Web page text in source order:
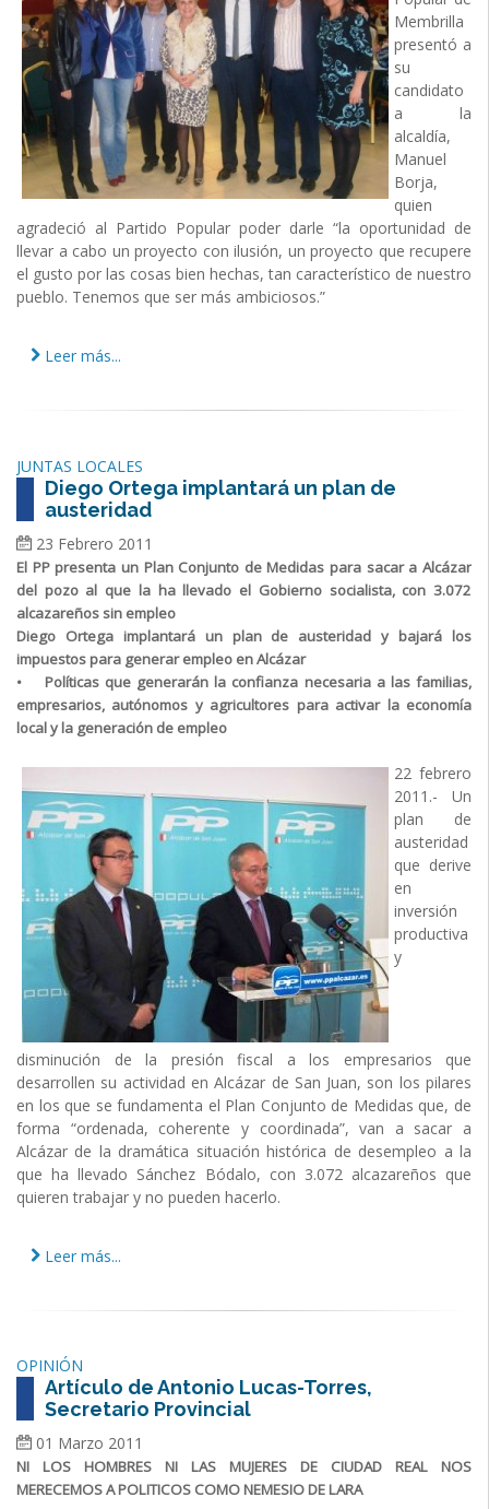
Membrilla
presentó a
su
candidato
a la
alcaldía,
Manuel
Borja,
quien
agradeció al Partido Popular poder darle “la oportunidad de
llevar a cabo un proyecto con ilusión, un proyecto que recupere
el gusto por las cosas bien hechas, tan característico de nuestro
pueblo. Tenemos que ser más ambiciosos.”
Leer más...
JUNTAS LOCALES
Diego Ortega implantará un plan de
austeridad
23 Febrero 2011
El PP presenta un Plan Conjunto de Medidas para sacar a Alcázar
del pozo al que la ha llevado el Gobierno socialista, con 3.072
alcazareños sin empleo
Diego Ortega implantará un plan de austeridad y bajará los
impuestos para generar empleo en Alcázar
• Políticas que generarán la confianza necesaria a las familias,
empresarios, autónomos y agricultores para activar la economía
local y la generación de empleo
22 febrero
2011.- Un
plan de
austeridad
que derive
en
inversión
productiva
y
disminución de la presión fiscal a los empresarios que
desarrollen su actividad en Alcázar de San Juan, son los pilares
en los que se fundamenta el Plan Conjunto de Medidas que, de
forma “ordenada, coherente y coordinada”, van a sacar a
Alcázar de la dramática situación histórica de desempleo a la
que ha llevado Sánchez Bódalo, con 3.072 alcazareños que
quieren trabajar y no pueden hacerlo.
Leer más...
OPINIÓN
Artículo de Antonio Lucas-Torres,
Secretario Provincial
01 Marzo 2011
NI LOS HOMBRES NI LAS MUJERES DE CIUDAD REAL NOS
MERECEMOS A POLITICOS COMO NEMESIO DE LARA